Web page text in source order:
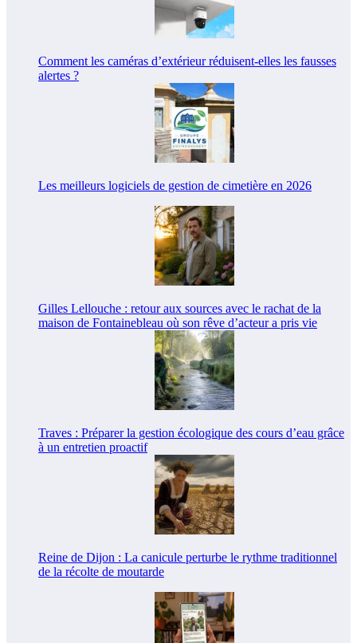
Comment les caméras d’extérieur réduisent-elles les fausses
alertes ?
Les meilleurs logiciels de gestion de cimetière en 2026
Gilles Lellouche : retour aux sources avec le rachat de la
maison de Fontainebleau où son rêve d’acteur a pris vie
Traves : Préparer la gestion écologique des cours d’eau grâce
à un entretien proactif
Reine de Dijon : La canicule perturbe le rythme traditionnel
de la récolte de moutarde